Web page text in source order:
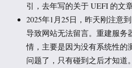
引，去年写的关于 UEFI 的文
2025年1月25日，昨天刚注意
导致网站无法留言。重建服务
情，主要是因为没有系统性的
问题了，只有碰到之后才知道。